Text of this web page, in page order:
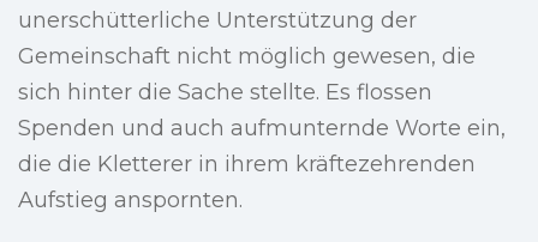
unerschütterliche Unterstützung der
Gemeinschaft nicht möglich gewesen, die
sich hinter die Sache stellte. Es flossen
Spenden und auch aufmunternde Worte ein,
die die Kletterer in ihrem kräftezehrenden
Aufstieg anspornten.